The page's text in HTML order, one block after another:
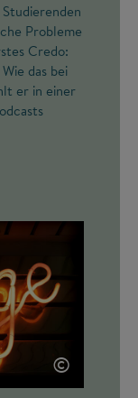
Probleme
Credo:
das bei
er in einer
©